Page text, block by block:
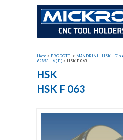
Home > PRODOTTI > MANDRINI - HSK - Din
69893 - 6 ( F ) > HSK F 063
HSK
HSK F 063